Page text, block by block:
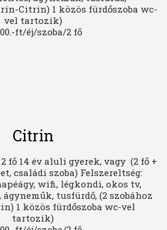
Citrin) 1 közös fürdőszoba wc-
vel tartozik)
ft/éj/szoba/2 fő
Citrin
fő 14 év aluli gyerek, vagy  (2 fő +
családi szoba) Felszereltség:
wifi, légkondi, okos tv,
tusfürdő, (2 szobához
1 közös fürdőszoba wc-vel
tartozik)